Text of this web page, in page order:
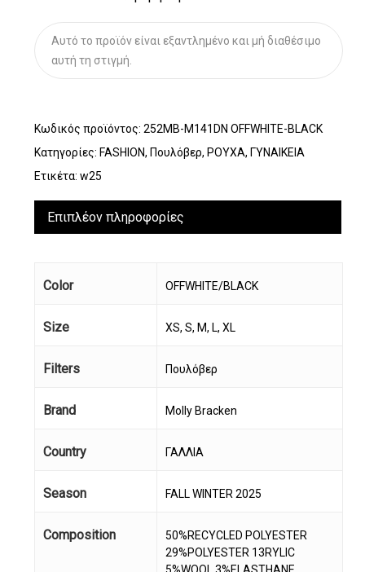
Αυτό το προϊόν είναι εξαντλημένο και μή διαθέσιμο
αυτή τη στιγμή.
Κωδικός προϊόντος: 252MB-M141DN OFFWHITE-BLACK
Κατηγορίες: FASHION, Πουλόβερ, ΡΟΥΧΑ, ΓΥΝΑΙΚΕΙΑ
Ετικέτα: w25
Επιπλέον πληροφορίες
Color OFFWHITE/BLACK
Size XS, S, M, L, XL
Filters Πουλόβερ
Brand Molly Bracken
Country ΓΑΛΛΙΑ
Season FALL WINTER 2025
Composition
50%RECYCLED POLYESTER
29%POLYESTER 13RYLIC